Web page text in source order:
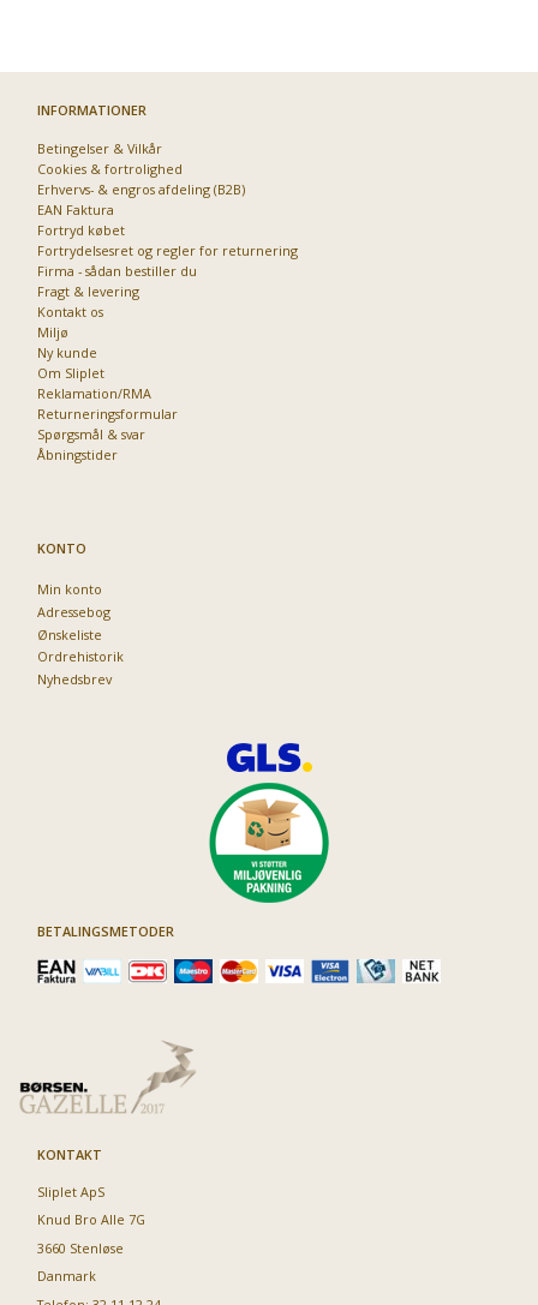
INFORMATIONER
Betingelser & Vilkår
Cookies & fortrolighed
Erhvervs- & engros afdeling (B2B)
EAN Faktura
Fortryd købet
Fortrydelsesret og regler for returnering
Firma - sådan bestiller du
Fragt & levering
Kontakt os
Miljø
Ny kunde
Om Sliplet
Reklamation/RMA
Returneringsformular
Spørgsmål & svar
Åbningstider
KONTO
Min konto
Adressebog
Ønskeliste
Ordrehistorik
Nyhedsbrev
BETALINGSMETODER
KONTAKT
Sliplet ApS
Knud Bro Alle 7G
3660 Stenløse
Danmark